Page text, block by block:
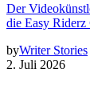
Der
die Easy Riderz
byWriter Stories
2. Juli 2026